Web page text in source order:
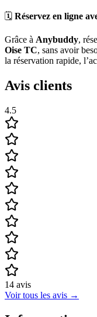
🗓️ Réservez en ligne
Grâce à Anybuddy,
Oise TC, sans avoir
la réservation rapide,
Avis clients
4.5
14 avis
Voir tous les avis →